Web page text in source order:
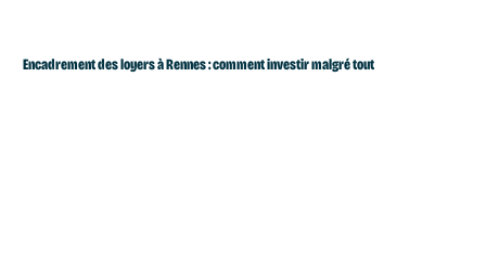
Encadrement des loyers à Rennes : comment investir malgré tout